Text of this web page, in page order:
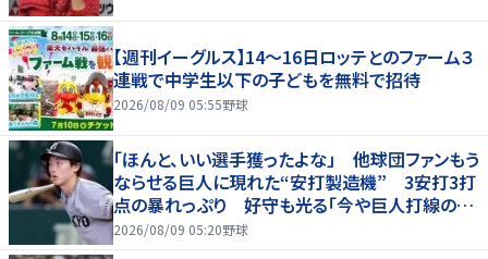
【週刊イーグルス】14～16日ロッテとのファーム３
連戦で中学生以下の子どもを無料で招待
2026/08/09 05:55野球
「ほんと、いい選手獲ったよな」 他球団ファンもう
ならせる巨人に現れた“安打製造機” 3安打3打
点の暴れっぷり 好守も光る「今や巨人打線の顔
でしょ」
2026/08/09 05:20野球